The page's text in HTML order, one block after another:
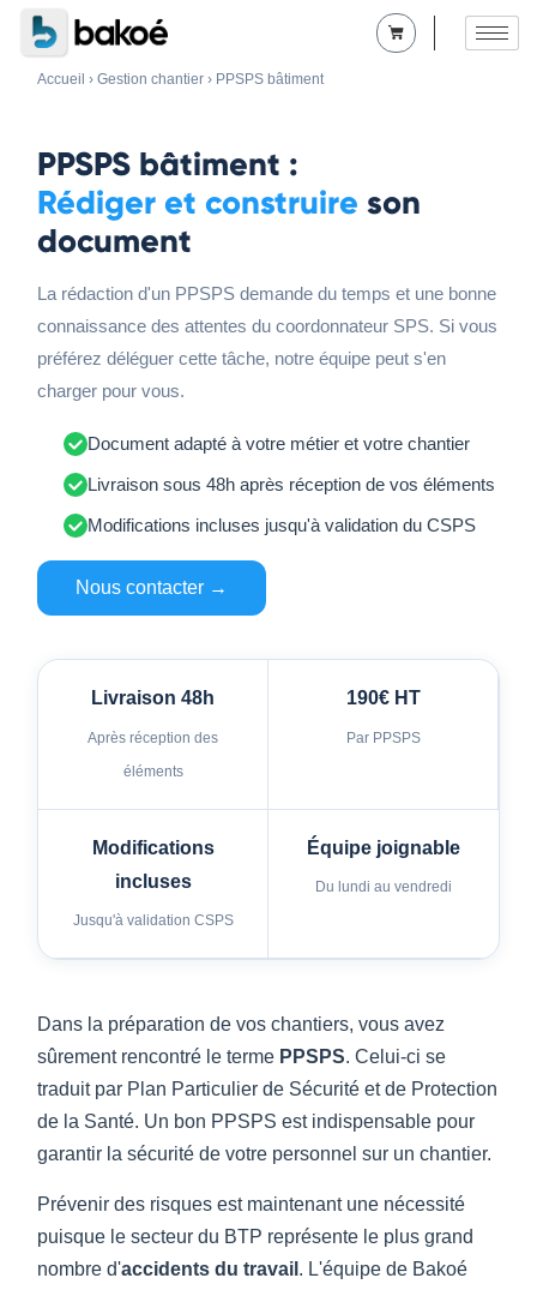
Accueil › Gestion chantier › PPSPS bâtiment
PPSPS bâtiment :
Rédiger et construire son
document
La rédaction d'un PPSPS demande du temps et une bonne
connaissance des attentes du coordonnateur SPS. Si vous
préférez déléguer cette tâche, notre équipe peut s'en
charger pour vous.
Document adapté à votre métier et votre chantier
Livraison sous 48h après réception de vos éléments
Modifications incluses jusqu'à validation du CSPS
Nous contacter →
Livraison 48h
Après réception des
éléments
190€ HT
Par PPSPS
Modifications
incluses
Jusqu'à validation CSPS
Équipe joignable
Du lundi au vendredi
Dans la préparation de vos chantiers, vous avez
sûrement rencontré le terme PPSPS. Celui-ci se
traduit par Plan Particulier de Sécurité et de Protection
de la Santé. Un bon PPSPS est indispensable pour
garantir la sécurité de votre personnel sur un chantier.
Prévenir des risques est maintenant une nécessité
puisque le secteur du BTP représente le plus grand
nombre d'accidents du travail . L'équipe de Bakoé